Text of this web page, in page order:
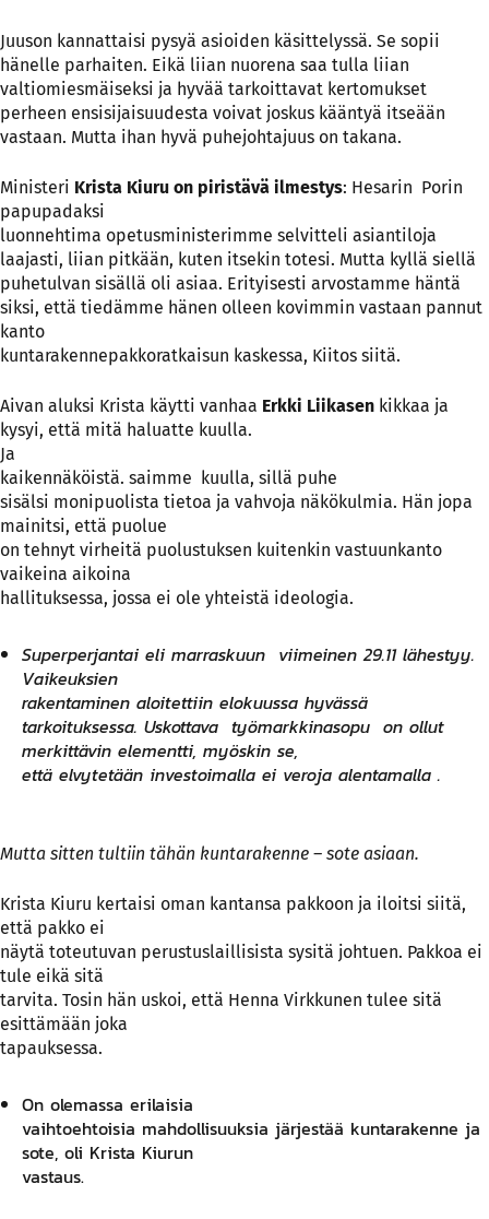
Juuson kannattaisi pysyä asioiden käsittelyssä. Se sopii
hänelle parhaiten. Eikä liian nuorena saa tulla liian
valtiomiesmäiseksi ja hyvää tarkoittavat kertomukset
perheen ensisijaisuudesta voivat joskus kääntyä itseään
vastaan. Mutta ihan hyvä puhejohtajuus on takana.
Ministeri Krista Kiuru on piristävä ilmestys: Hesarin Porin
papupadaksi
luonnehtima opetusministerimme selvitteli asiantiloja
laajasti, liian pitkään, kuten itsekin totesi. Mutta kyllä siellä
puhetulvan sisällä oli asiaa. Erityisesti arvostamme häntä
siksi, että tiedämme hänen olleen kovimmin vastaan pannut
kanto
kuntarakennepakkoratkaisun kaskessa, Kiitos siitä.
Aivan aluksi Krista käytti vanhaa Erkki Liikasen kikkaa ja
kysyi, että mitä haluatte kuulla.
Ja
kaikennäköistä. saimme kuulla, sillä puhe
sisälsi monipuolista tietoa ja vahvoja näkökulmia. Hän jopa
mainitsi, että puolue
on tehnyt virheitä puolustuksen kuitenkin vastuunkanto
vaikeina aikoina
hallituksessa, jossa ei ole yhteistä ideologia.
Superperjantai eli marraskuun viimeinen 29.11 lähestyy.
Vaikeuksien
rakentaminen aloitettiin elokuussa hyvässä
tarkoituksessa. Uskottava työmarkkinasopu on ollut
merkittävin elementti, myöskin se,
että elvytetään investoimalla ei veroja alentamalla .
Mutta sitten tultiin tähän kuntarakenne – sote asiaan.
Krista Kiuru kertaisi oman kantansa pakkoon ja iloitsi siitä,
että pakko ei
näytä toteutuvan perustuslaillisista sysitä johtuen. Pakkoa ei
tule eikä sitä
tarvita. Tosin hän uskoi, että Henna Virkkunen tulee sitä
esittämään joka
tapauksessa.
On olemassa erilaisia
vaihtoehtoisia mahdollisuuksia järjestää kuntarakenne ja
sote, oli Krista Kiurun
vastaus.